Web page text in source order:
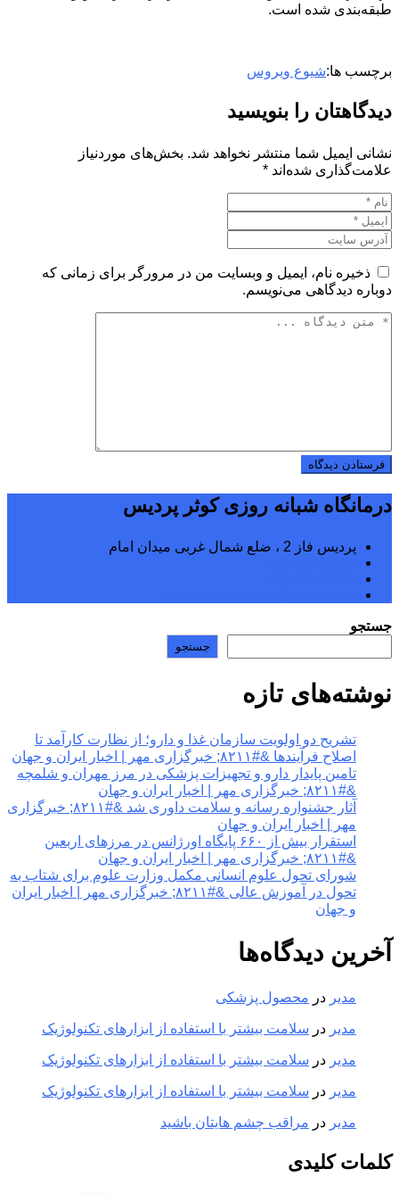
طبقه‌بندی شده است.
برچسب ها:شیوع ویروس
دیدگاهتان را بنویسید
نشانی ایمیل شما منتشر نخواهد شد. بخش‌های موردنیاز
علامت‌گذاری شده‌اند *
ذخیره نام، ایمیل و وبسایت من در مرورگر برای زمانی که
دوباره دیدگاهی می‌نویسم.
درمانگاه شبانه روزی کوثر پردیس
پردیس فاز 2 ، ضلع شمال غربی میدان امام
جستجو
جستجو
نوشته‌های تازه
تشریح دو اولویت سازمان غذا و دارو؛ از نظارت کارآمد تا
اصلاح فرآیندها &#۸۲۱۱; خبرگزاری مهر | اخبار ایران و جهان
تامین پایدار دارو و تجهیزات پزشکی در مرز مهران و شلمچه
&#۸۲۱۱; خبرگزاری مهر | اخبار ایران و جهان
آثار جشنواره رسانه و سلامت داوری شد &#۸۲۱۱; خبرگزاری
مهر | اخبار ایران و جهان
استقرار بیش از ۶۶۰ پایگاه اورژانس در مرزهای اربعین
&#۸۲۱۱; خبرگزاری مهر | اخبار ایران و جهان
شورای تحول علوم انسانی مکمل وزارت علوم برای شتاب به
تحول در آموزش عالی &#۸۲۱۱; خبرگزاری مهر | اخبار ایران
و جهان
آخرین دیدگاه‌ها
مدیر در محصول پزشکی
مدیر در سلامت بیشتر با استفاده از ابزارهای تکنولوژیک
مدیر در سلامت بیشتر با استفاده از ابزارهای تکنولوژیک
مدیر در سلامت بیشتر با استفاده از ابزارهای تکنولوژیک
مدیر در مراقب چشم هایتان باشید
کلمات کلیدی